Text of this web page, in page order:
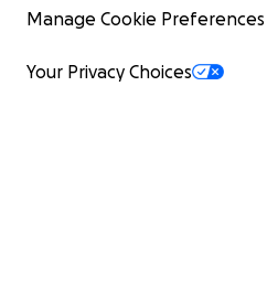
Manage Cookie Preferences
Your Privacy Choices